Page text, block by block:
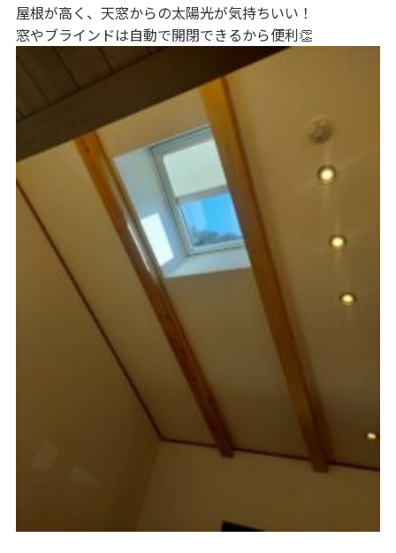
屋根が高く、天窓からの太陽光が気持ちいい！
窓やブラインドは自動で開閉できるから便利👏